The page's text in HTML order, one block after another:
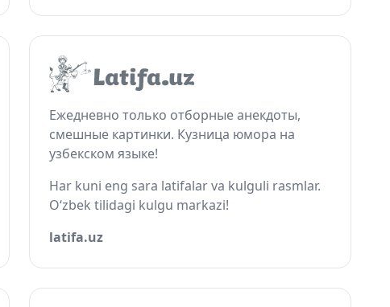
Ежедневно только отборные анекдоты,
смешные картинки. Кузница юмора на
узбекском языке!
Har kuni eng sara latifalar va kulguli rasmlar.
O‘zbek tilidagi kulgu markazi!
latifa.uz